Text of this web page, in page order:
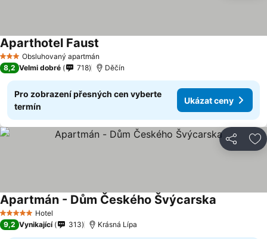
3 Počet hvězdiček
Obsluhovaný apartmán
Aparthotel Faust
8,2 Velmi dobré 718 Děčín
Pro zobrazení přesných cen vyberte
termín
Ukázat ceny
Sdílet
5 Počet hvězdiček
Hotel
Apartmán - Dům Českého Švýcarska
9,2 Vynikající 313 Krásná Lípa